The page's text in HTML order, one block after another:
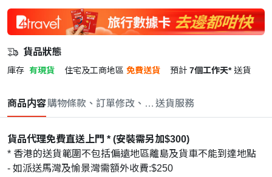
貨品狀態
庫存 有現貨 住宅及工商地區 免費送貨 預計 7個工作天* 送貨
商品内容購物條款、訂單修改、取消與退款政策
送貨服務
貨品代理免費直送上門 * (安裝需另加$300)
* 香港的送貨範圍不包括偏遠地區離島及貨車不能到達地點
- 如派送馬灣及愉景灣需額外收費:$250